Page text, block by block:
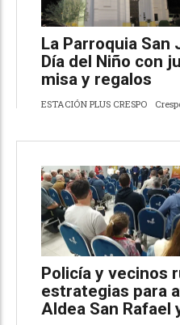
La Parroquia San
Día del Niño con
misa y regalos
ESTACIÓN PLUS CRESPO
Policía y vecinos
estrategias para
Aldea San Rafael